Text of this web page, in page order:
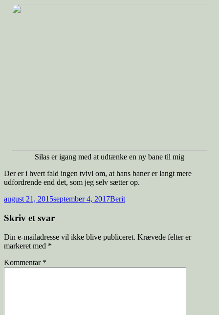
Silas er igang med at udtænke en ny bane til mig
Der er i hvert fald ingen tvivl om, at hans baner er langt mere
udfordrende end det, som jeg selv sætter op.
august 21, 2015september 4, 2017Berit
Skriv et svar
Din e-mailadresse vil ikke blive publiceret. Krævede felter er
markeret med *
Kommentar *